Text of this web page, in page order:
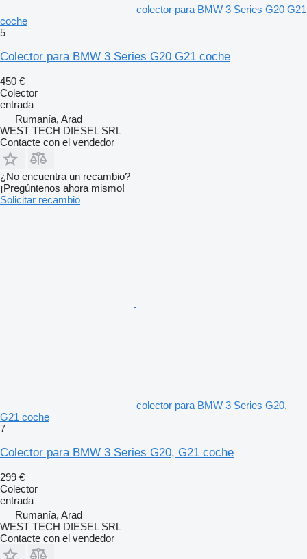
colector para BMW 3 Series G20 G21
coche
5
Colector para BMW 3 Series G20 G21 coche
450 €
Colector
entrada
Rumanía, Arad
WEST TECH DIESEL SRL
Contacte con el vendedor
¿No encuentra un recambio?
¡Pregúntenos ahora mismo!
Solicitar recambio
colector para BMW 3 Series G20,
G21 coche
7
Colector para BMW 3 Series G20, G21 coche
299 €
Colector
entrada
Rumanía, Arad
WEST TECH DIESEL SRL
Contacte con el vendedor